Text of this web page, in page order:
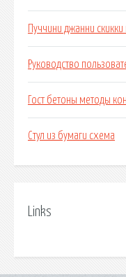
Пуччини джанни
Руководство
Гост бетоны методы
Стул из бумаги схема
Links